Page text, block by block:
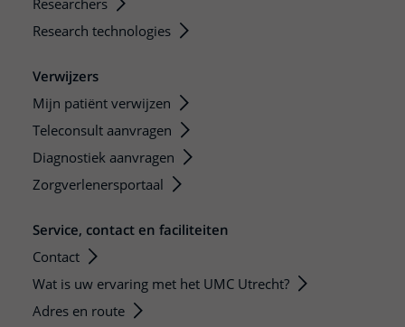
Research technologies
Verwijzers
Mijn patiënt verwijzen
Teleconsult aanvragen
Diagnostiek aanvragen
Zorgverlenersportaal
Service, contact en faciliteiten
Contact
Wat is uw ervaring met het UMC Utrecht?
Adres en route